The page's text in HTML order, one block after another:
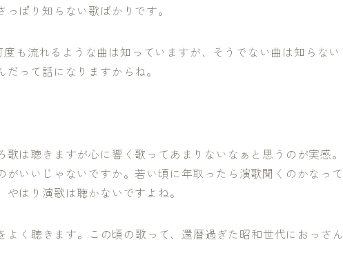
ぱり知らない歌ばかりです。
も流れるような曲は知っていますが、そうでない曲は知らない
って話になりますからね。
歌は聴きますが心に響く歌ってあまりないなぁと思うのが実感。
がいいじゃないですか。若い頃に年取ったら演歌聞くのかなって
はり演歌は聴かないですよね。
よく聴きます。この頃の歌って、還暦過ぎた昭和世代におっさん